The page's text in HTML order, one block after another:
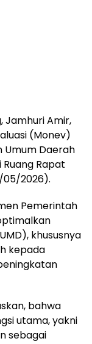
Jamhuri Amir,
(Monev)
Umum Daerah
Rapat
05/2026).
Pemerintah
khususnya
kepada
bahwa
utama, yakni
sebagai